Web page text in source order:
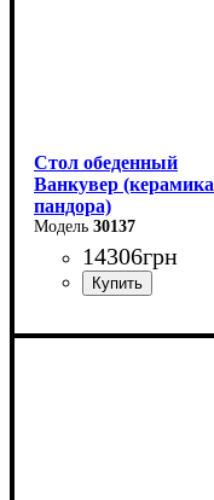
Стол обеденный
Ванкувер (керамика
пандора)
30137
14306грн
Длина - 120 (+60) см